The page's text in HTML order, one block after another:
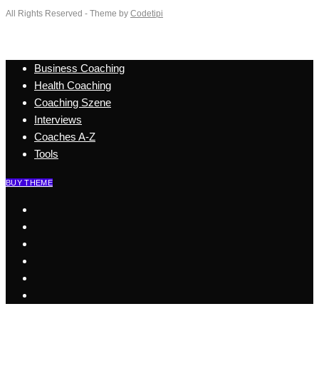
All Rights Reserved - Theme by Codetipi
Business Coaching
Health Coaching
Coaching Szene
Interviews
Coaches A-Z
Tools
BUY THEME